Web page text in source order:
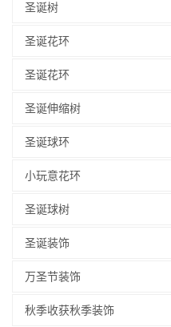
圣诞树
圣诞花环
圣诞花环
圣诞伸缩树
圣诞球环
小玩意花环
圣诞球树
圣诞装饰
万圣节装饰
秋季收获秋季装饰